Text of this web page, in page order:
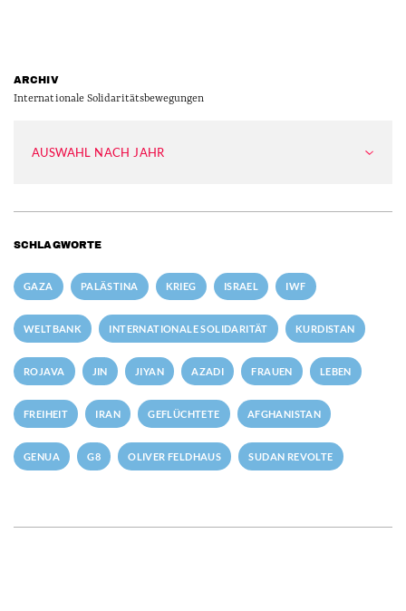
ARCHIV
Internationale Solidaritätsbewegungen
AUSWAHL NACH JAHR
SCHLAGWORTE
GAZA PALÄSTINA KRIEG ISRAEL IWF
WELTBANK INTERNATIONALE SOLIDARITÄT KURDISTAN
ROJAVA JIN JIYAN AZADI FRAUEN LEBEN
FREIHEIT IRAN GEFLÜCHTETE AFGHANISTAN
GENUA G8 OLIVER FELDHAUS SUDAN REVOLTE